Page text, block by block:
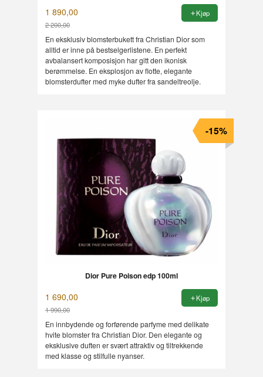
1 890,00
2 200,00
Rabatt
Kjøp
En eksklusiv blomsterbukett fra Christian Dior som
alltid er inne på bestselgerlistene. En perfekt
avbalansert komposisjon har gitt den ikonisk
berømmelse. En eksplosjon av flotte, elegante
blomsterdufter med myke dufter fra sandeltreolje.
Dior Pure Poison edp 100ml
1 690,00
1 990,00
Rabatt
-15%
Kjøp
En innbydende og forførende parfyme med delikate
hvite blomster fra Christian Dior. Den elegante og
eksklusive duften er svært attraktiv og tiltrekkende
med klasse og stilfulle nyanser.